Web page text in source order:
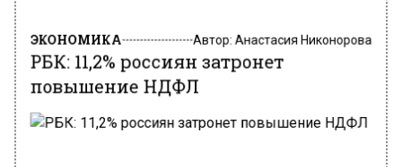
ЭКОНОМИКА Автор: Анастасия Никонорова
РБК: 11,2% россиян затронет
повышение НДФЛ